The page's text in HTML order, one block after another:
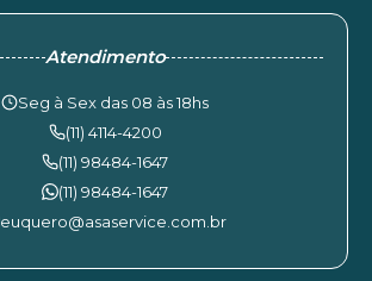
Atendimento
Seg à Sex das 08 às 18hs
(11) 4114-4200
(11) 98484-1647
(11) 98484-1647
euquero@asaservice.com.br